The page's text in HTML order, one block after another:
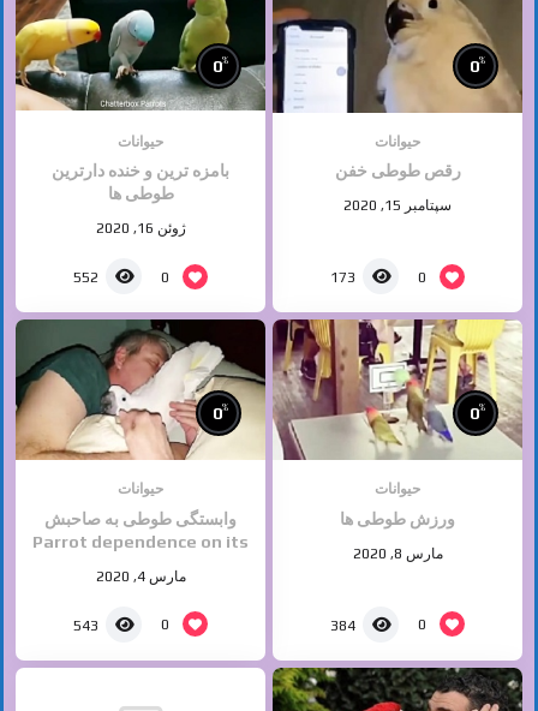
0%
حیوانات
رقص طوطی خفن
سپتامبر 15, 2020
0
173
0%
حیوانات
بامزه ترین و خنده دارترین
طوطی ها
ژوئن 16, 2020
0
552
0%
حیوانات
ورزش طوطی ها
مارس 8, 2020
0
384
0%
حیوانات
وابستگی طوطی به صاحبش
Parrot dependence on its
مارس 4, 2020
0
543